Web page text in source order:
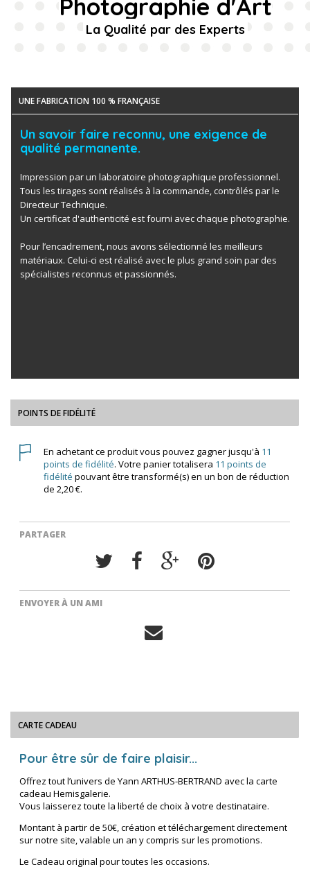
Photographie d'Art
La Qualité par des Experts
UNE FABRICATION 100 % FRANÇAISE
Un savoir faire reconnu, une exigence de
qualité permanente.
Impression par un laboratoire photographique professionnel.
Tous les tirages sont réalisés à la commande, contrôlés par le
Directeur Technique.
Un certificat d'authenticité est fourni avec chaque photographie.
Pour l’encadrement, nous avons sélectionné les meilleurs
matériaux. Celui-ci est réalisé avec le plus grand soin par des
spécialistes reconnus et passionnés.
POINTS DE FIDÉLITÉ
En achetant ce produit vous pouvez gagner jusqu'à 11
points de fidélité. Votre panier totalisera 11 points de
fidélité pouvant être transformé(s) en un bon de réduction
de 2,20 €.
PARTAGER
ENVOYER À UN AMI
CARTE CADEAU
Pour être sûr de faire plaisir...
Offrez tout l’univers de Yann ARTHUS-BERTRAND avec la carte
cadeau Hemisgalerie.
Vous laisserez toute la liberté de choix à votre destinataire.
Montant à partir de 50€, création et téléchargement directement
sur notre site, valable un an y compris sur les promotions.
Le Cadeau original pour toutes les occasions.